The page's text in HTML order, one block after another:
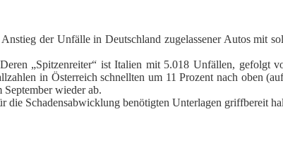
der Unfälle in Deutschland zugelassener Autos mit
„Spitzenreiter“ ist Italien mit 5.018 Unfällen, gefolgt
in Österreich schnellten um 11 Prozent nach oben
wieder ab.
die Schadensabwicklung benötigten Unterlagen griffbereit